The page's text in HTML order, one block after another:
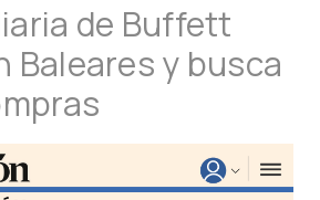
de Buffett
Baleares y busca